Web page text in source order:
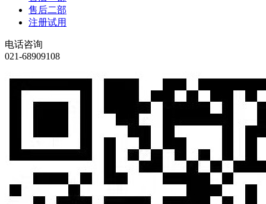
售后二部
注册试用
电话咨询
021-68909108